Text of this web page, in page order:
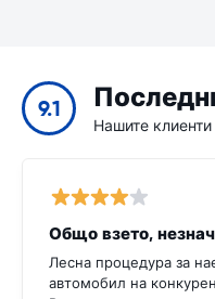
9.1
Нашите
Лесна процедура за
автомобил на